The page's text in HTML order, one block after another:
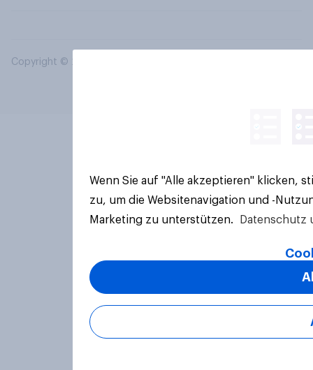
Copyright © 2026 YouGov PLC. Alle Rechte vorbehalten.
Wenn Sie auf "Alle akzeptieren" klicken,
zu, um die Websitenavigation und -
Marketing zu unterstützen.
Datenschutz